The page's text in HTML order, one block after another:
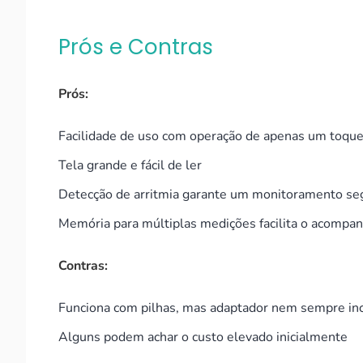
Prós e Contras
Prós:
Facilidade de uso com operação de apenas um toque
Tela grande e fácil de ler
Detecção de arritmia garante um monitoramento
Memória para múltiplas medições facilita o
Contras:
Funciona com pilhas, mas adaptador nem sempre
Alguns podem achar o custo elevado inicialmente